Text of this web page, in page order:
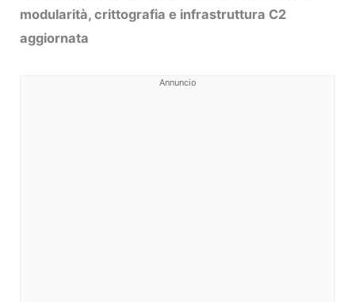
modularità, crittografia e infrastruttura C2
aggiornata
Annuncio